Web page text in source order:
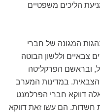
הליכים משפטיים
המגונה של חברי
צבאיים וללשון הבוטה
ובראשם הפרקליטה
במדינות המערב
דווקא חברי הפרלמנט
הם עשו זאת דווקא